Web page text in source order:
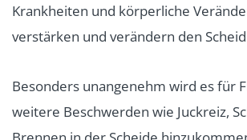
Krankheiten und körperliche
verstärken und verändern den
Besonders unangenehm wird es für
weitere Beschwerden wie Juckreiz,